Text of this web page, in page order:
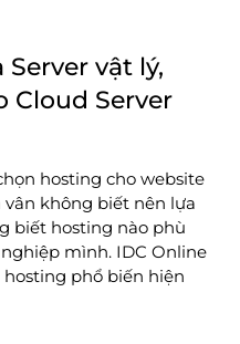
vật lý,
Cloud Server
hosting cho website
không biết nên lựa
biết hosting nào phù
mình. IDC Online
phổ biến hiện